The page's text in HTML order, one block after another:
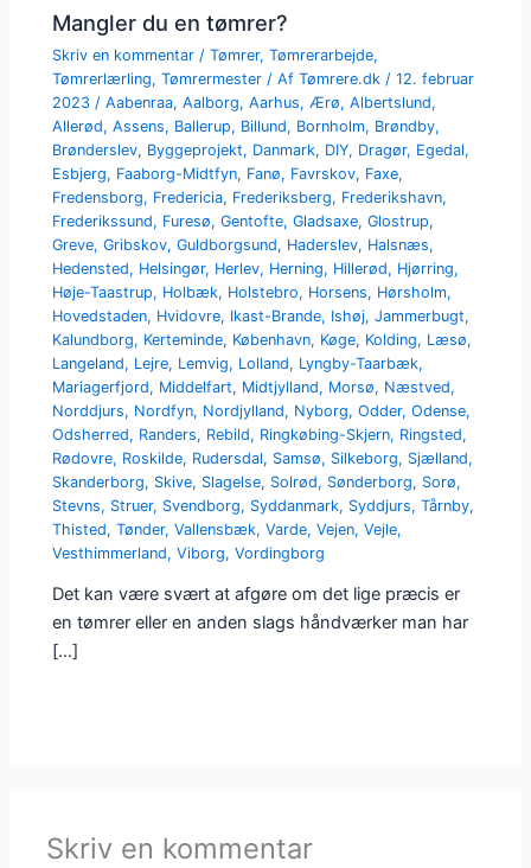
Mangler du en tømrer?
Skriv en kommentar /Tømrer,Tømrerarbejde,
Tømrerlærling,Tømrermester / AfTømrere.dk /12. februar
2023 /Aabenraa,Aalborg,Aarhus, Ærø,Albertslund,
Allerød,Assens, Ballerup, Billund, Bornholm, Brøndby,
Brønderslev, Byggeprojekt, Danmark, DIY, Dragør, Egedal,
Esbjerg, Faaborg-Midtfyn, Fanø, Favrskov, Faxe,
Fredensborg, Fredericia, Frederiksberg, Frederikshavn,
Frederikssund, Furesø,Gentofte,Gladsaxe,Glostrup,
Greve,Gribskov,Guldborgsund, Haderslev, Halsnæs,
Hedensted, Helsingør, Herlev, Herning, Hillerød, Hjørring,
Høje-Taastrup, Holbæk, Holstebro, Horsens, Hørsholm,
Hovedstaden, Hvidovre, Ikast-Brande, Ishøj,Jammerbugt,
Kalundborg, Kerteminde, København, Køge, Kolding, Læsø,
Langeland, Lejre, Lemvig, Lolland, Lyngby-Taarbæk,
Mariagerfjord, Middelfart, Midtjylland, Morsø, Næstved,
Norddjurs, Nordfyn, Nordjylland, Nyborg,Odder,Odense,
Odsherred, Randers, Rebild, Ringkøbing-Skjern, Ringsted,
Rødovre, Roskilde, Rudersdal, Samsø, Silkeborg, Sjælland,
Skanderborg, Skive, Slagelse, Solrød, Sønderborg, Sorø,
Stevns, Struer, Svendborg, Syddanmark, Syddjurs,Tårnby,
Thisted,Tønder,Vallensbæk,Varde,Vejen,Vejle,
Vesthimmerland,Viborg,Vordingborg
Det kan være svært at afgøre om det lige præcis er
en tømrer eller en anden slags håndværker man har
[…]
Skriv en kommentar